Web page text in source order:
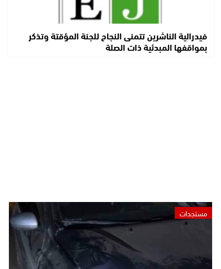
فيدرالية الناشرين تتمنى النجاح للجنة المؤقتة وتذكر
بمواقفها المبدئية ذات الصلة
مستجدات